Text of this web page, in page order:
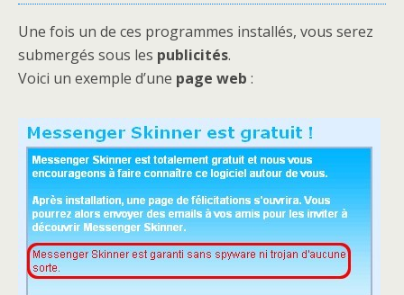
Une fois un de ces programmes installés, vous serez
submergés sous les publicités.
Voici un exemple d’une page web :